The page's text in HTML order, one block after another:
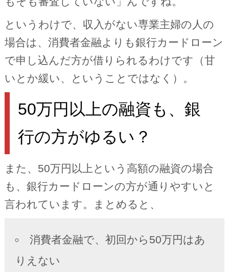
というわけで、収入がない専業主婦の人の
場合は、消費者金融よりも銀行カードローン
で申し込んだ方が借りられるわけです（甘
いとか緩い、ということではなく）。
50万円以上の融資も、銀
行の方がゆるい？
また、50万円以上という高額の融資の場合
も、銀行カードローンの方が通りやすいと
言われています。まとめると、
消費者金融で、初回から50万円はあ
りえない